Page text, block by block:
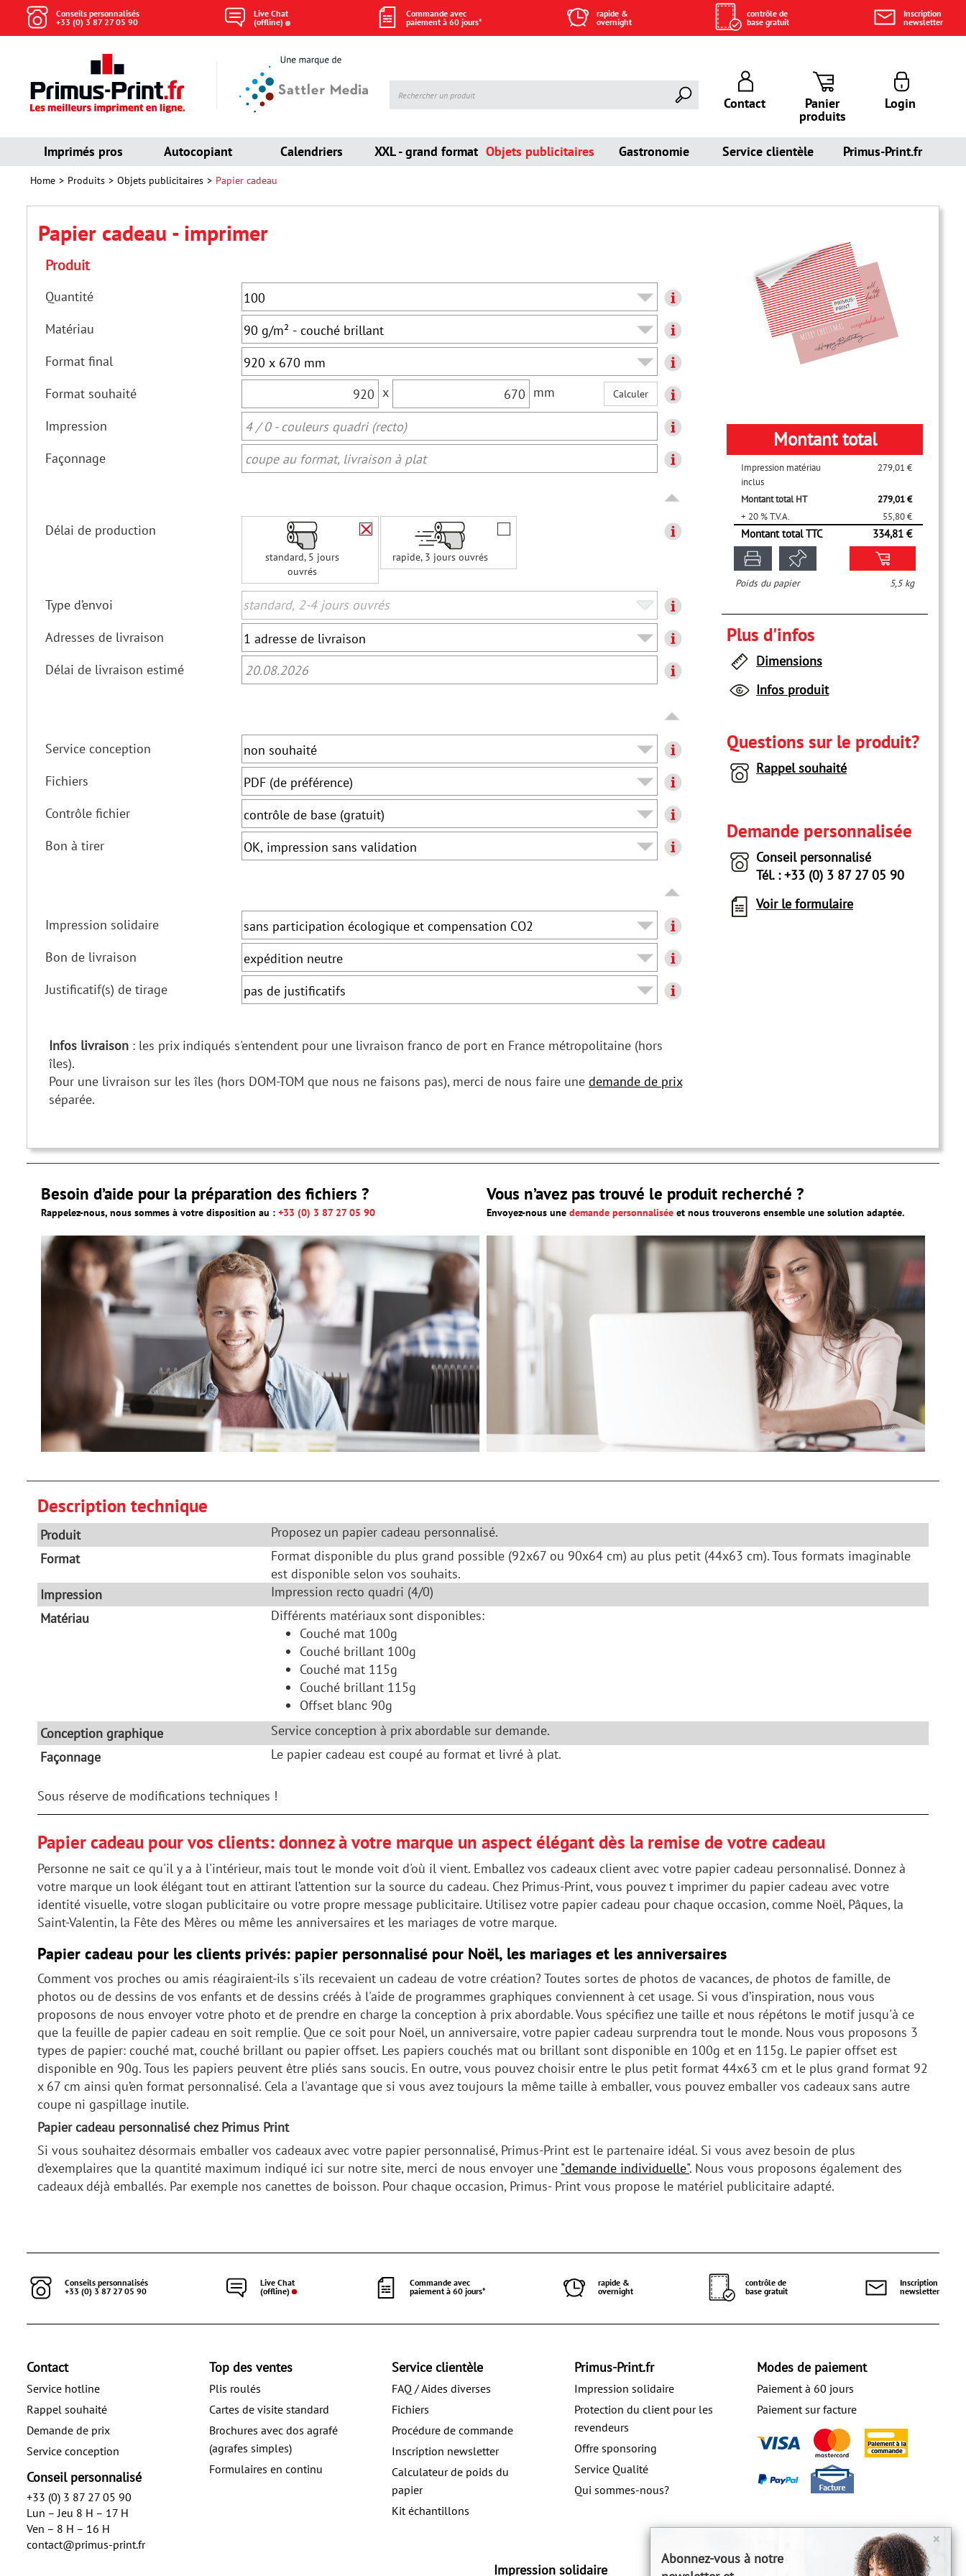
×
Abonnez-vous à notre
Conseils personnalisés
+33 (0) 3 87 27 05 90
Live Chat
(offline)
Commande avec
paiement à 60 jours*
rapide &
overnight
contrôle de
base gratuit
Inscription
newsletter
Contact Panier
produits
Login
Imprimés pros Autocopiant Calendriers XXL - grand format Objets publicitaires Gastronomie Service clientèle Primus-Print.fr
Home Produits Objets publicitaires Papier cadeau
Papier cadeau - imprimer
Produit
Quantité
Matériau
Format final
Format souhaité
x mm Calculer
Impression
4 / 0 - couleurs quadri (recto)
Façonnage
coupe au format, livraison à plat
Délai de production
standard, 5 jours
ouvrés
rapide, 3 jours ouvrés
Type d’envoi
Adresses de livraison
Délai de livraison estimé
20.08.2026
Service conception
Fichiers
Contrôle fichier
Bon à tirer
Impression solidaire
Bon de livraison
Justificatif(s) de tirage
Infos livraison : les prix indiqués s'entendent pour une livraison franco de port en France métropolitaine (hors
îles).
Pour une livraison sur les îles (hors DOM-TOM que nous ne faisons pas), merci de nous faire une demande de prix
séparée.
Montant total
Impression matériau
inclus
279,01 €
Montant total HT
279,01 €
+ 20 % T.V.A.
55,80 €
Montant total TTC 334,81 €
5,5 kg
Poids du papier
Plus d'infos
Dimensions
Infos produit
Questions sur le produit?
Rappel souhaité
Demande personnalisée
Conseil personnalisé
Tél. : +33 (0) 3 87 27 05 90
Voir le formulaire
Besoin d’aide pour la préparation des fichiers ?
Rappelez-nous, nous sommes à votre disposition au : +33 (0) 3 87 27 05 90
Vous n’avez pas trouvé le produit recherché ?
Envoyez-nous une demande personnalisée et nous trouverons ensemble une solution adaptée.
Description technique
Produit
Proposez un papier cadeau personnalisé.
Format
Format disponible du plus grand possible (92x67 ou 90x64 cm) au plus petit (44x63 cm). Tous formats imaginable
est disponible selon vos souhaits.
Impression
Impression recto quadri (4/0)
Matériau
Différents matériaux sont disponibles:
Couché mat 100g
Couché brillant 100g
Couché mat 115g
Couché brillant 115g
Offset blanc 90g
Conception graphique
Service conception à prix abordable sur demande.
Façonnage
Le papier cadeau est coupé au format et livré à plat.
Sous réserve de modifications techniques !
Papier cadeau pour vos clients: donnez à votre marque un aspect élégant dès la remise de votre cadeau
Personne ne sait ce qu'il y a à l'intérieur, mais tout le monde voit d'où il vient. Emballez vos cadeaux client avec votre papier cadeau personnalisé. Donnez à
votre marque un look élégant tout en attirant l’attention sur la source du cadeau. Chez Primus-Print, vous pouvez t imprimer du papier cadeau avec votre
identité visuelle, votre slogan publicitaire ou votre propre message publicitaire. Utilisez votre papier cadeau pour chaque occasion, comme Noël, Pâques, la
Saint-Valentin, la Fête des Mères ou même les anniversaires et les mariages de votre marque.
Papier cadeau pour les clients privés: papier personnalisé pour Noël, les mariages et les anniversaires
Comment vos proches ou amis réagiraient-ils s'ils recevaient un cadeau de votre création? Toutes sortes de photos de vacances, de photos de famille, de
photos ou de dessins de vos enfants et de dessins créés à l'aide de programmes graphiques conviennent à cet usage. Si vous d’inspiration, nous vous
proposons de nous envoyer votre photo et de prendre en charge la conception à prix abordable. Vous spécifiez une taille et nous répétons le motif jusqu'à ce
que la feuille de papier cadeau en soit remplie. Que ce soit pour Noël, un anniversaire, votre papier cadeau surprendra tout le monde. Nous vous proposons 3
types de papier: couché mat, couché brillant ou papier offset. Les papiers couchés mat ou brillant sont disponible en 100g et en 115g. Le papier offset est
disponible en 90g. Tous les papiers peuvent être pliés sans soucis. En outre, vous pouvez choisir entre le plus petit format 44x63 cm et le plus grand format 92
x 67 cm ainsi qu’en format personnalisé. Cela a l'avantage que si vous avez toujours la même taille à emballer, vous pouvez emballer vos cadeaux sans autre
coupe ni gaspillage inutile.
Papier cadeau personnalisé chez Primus Print
Si vous souhaitez désormais emballer vos cadeaux avec votre papier personnalisé, Primus-Print est le partenaire idéal. Si vous avez besoin de plus
d’exemplaires que la quantité maximum indiqué ici sur notre site, merci de nous envoyer une "demande individuelle". Nous vous proposons également des
cadeaux déjà emballés. Par exemple nos canettes de boisson. Pour chaque occasion, Primus- Print vous propose le matériel publicitaire adapté.
Conseils personnalisés
+33 (0) 3 87 27 05 90
Live Chat
(offline)
Commande avec
paiement à 60 jours*
rapide &
overnight
contrôle de
base gratuit
Inscription
newsletter
Contact
Service hotline
Rappel souhaité
Demande de prix
Service conception
Conseil personnalisé
+33 (0) 3 87 27 05 90
Lun – Jeu 8 H – 17 H
Ven – 8 H – 16 H
contact@primus-print.fr
Top des ventes
Plis roulés
Cartes de visite standard
Brochures avec dos agrafé
(agrafes simples)
Formulaires en continu
Service clientèle
FAQ / Aides diverses
Fichiers
Procédure de commande
Inscription newsletter
Calculateur de poids du
papier
Kit échantillons
Primus-Print.fr
Impression solidaire
Protection du client pour les
revendeurs
Offre sponsoring
Service Qualité
Qui sommes-nous?
Modes de paiement
Paiement à 60 jours
Paiement sur facture
Impression solidaire